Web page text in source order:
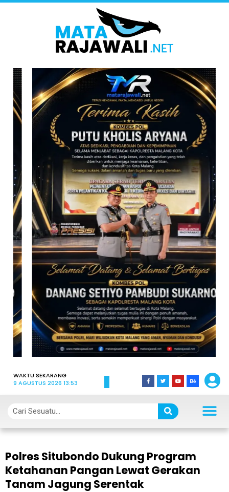
WAKTU SEKARANG
9 AGUSTUS 2026 13:53
Polres Situbondo Dukung Program
Ketahanan Pangan Lewat Gerakan
Tanam Jagung Serentak